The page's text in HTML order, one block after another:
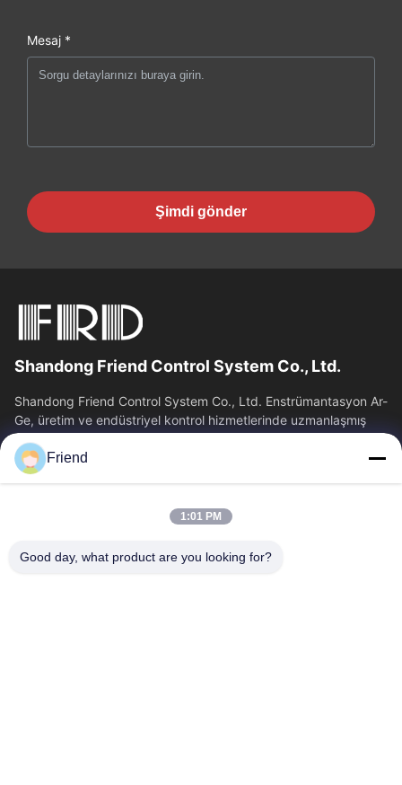
Mesaj *
Şimdi gönder
Shandong Friend Control System Co., Ltd.
Shandong Friend Control System Co., Ltd. Enstrümantasyon Ar-
Ge, üretim ve endüstriyel kontrol hizmetlerinde uzmanlaşmış
ulusal bir yüksek teknoloji...
Hızlı Bağlantılar
Hakkımızda
Fabrika Turu
Kalite Kontrol
Friend
1:01 PM
Good day, what product are you looking for?